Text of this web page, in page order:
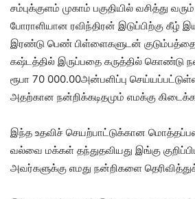
சம்புக்குளம் முகாம் பகுதியில் வசித்து
போராளியான ரவிந்திரன் இடுப்பிற்கு கீழ்
இரண்டு பெண் பிள்ளைகளுடன் குடும்பத்தை
கஷ்டத்தில் இருப்பதை கருத்தில் கொண்டு
ரூபா 70 000.00அன்பளிப்பு
அதற்கான நன்றிக்கடிதமும் எமக்கு
இந்த உதவிச் செயற்பாட்டுக்கான
வல்வை மக்கள் தந்துதவியது இங்கு
அவர்களுக்கு எமது நன்றிகளை